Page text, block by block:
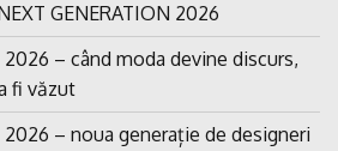
GENERATION 2026
– când moda devine discurs,
fi văzut
– noua generație de designeri